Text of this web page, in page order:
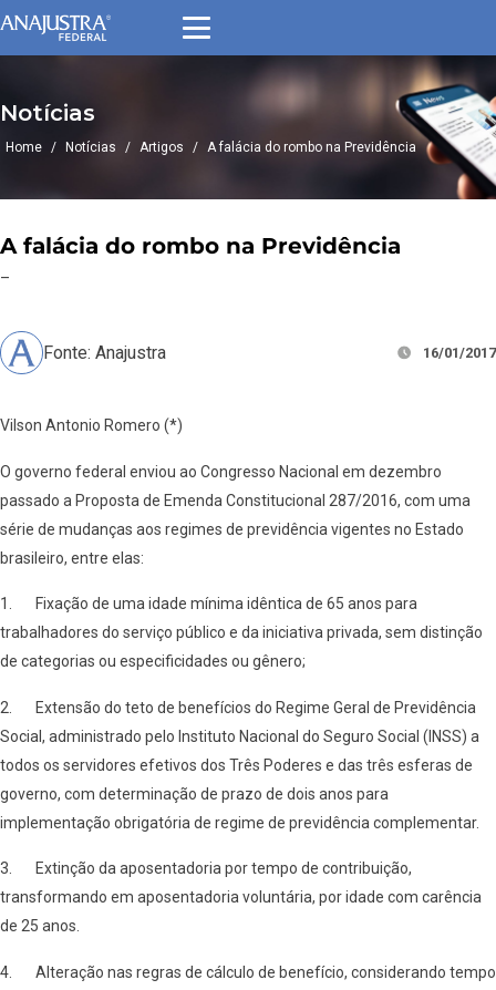
Notícias
Home / Notícias / Artigos / A falácia do rombo na Previdência
A falácia do rombo na Previdência
–
Fonte: Anajustra 16/01/2017
Vilson Antonio Romero (*)
O governo federal enviou ao Congresso Nacional em dezembro
passado a Proposta de Emenda Constitucional 287/2016, com uma
série de mudanças aos regimes de previdência vigentes no Estado
brasileiro, entre elas:
1. Fixação de uma idade mínima idêntica de 65 anos para
trabalhadores do serviço público e da iniciativa privada, sem distinção
de categorias ou especificidades ou gênero;
2. Extensão do teto de benefícios do Regime Geral de Previdência
Social, administrado pelo Instituto Nacional do Seguro Social (INSS) a
todos os servidores efetivos dos Três Poderes e das três esferas de
governo, com determinação de prazo de dois anos para
implementação obrigatória de regime de previdência complementar.
3. Extinção da aposentadoria por tempo de contribuição,
transformando em aposentadoria voluntária, por idade com carência
de 25 anos.
4. Alteração nas regras de cálculo de benefício, considerando tempo